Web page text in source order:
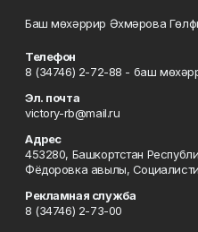
Баш мөхәррир Әхмәрова
Телефон
8 (34746) 2-72-88 - баш
Эл. почта
victory-rb@mail.ru
Адрес
453280, Башкортстан
Фёдоровка авылы,
Рекламная служба
8 (34746) 2-73-00